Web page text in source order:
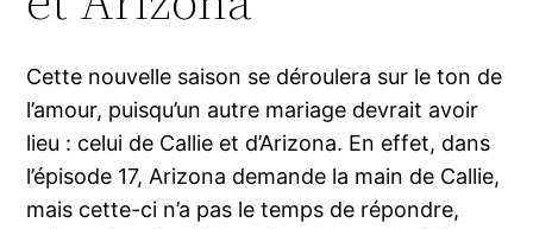
Cette nouvelle saison se déroulera sur le ton de
l’amour, puisqu’un autre mariage devrait avoir
lieu : celui de Callie et d’Arizona. En effet, dans
l’épisode 17, Arizona demande la main de Callie,
mais cette-ci n’a pas le temps de répondre,